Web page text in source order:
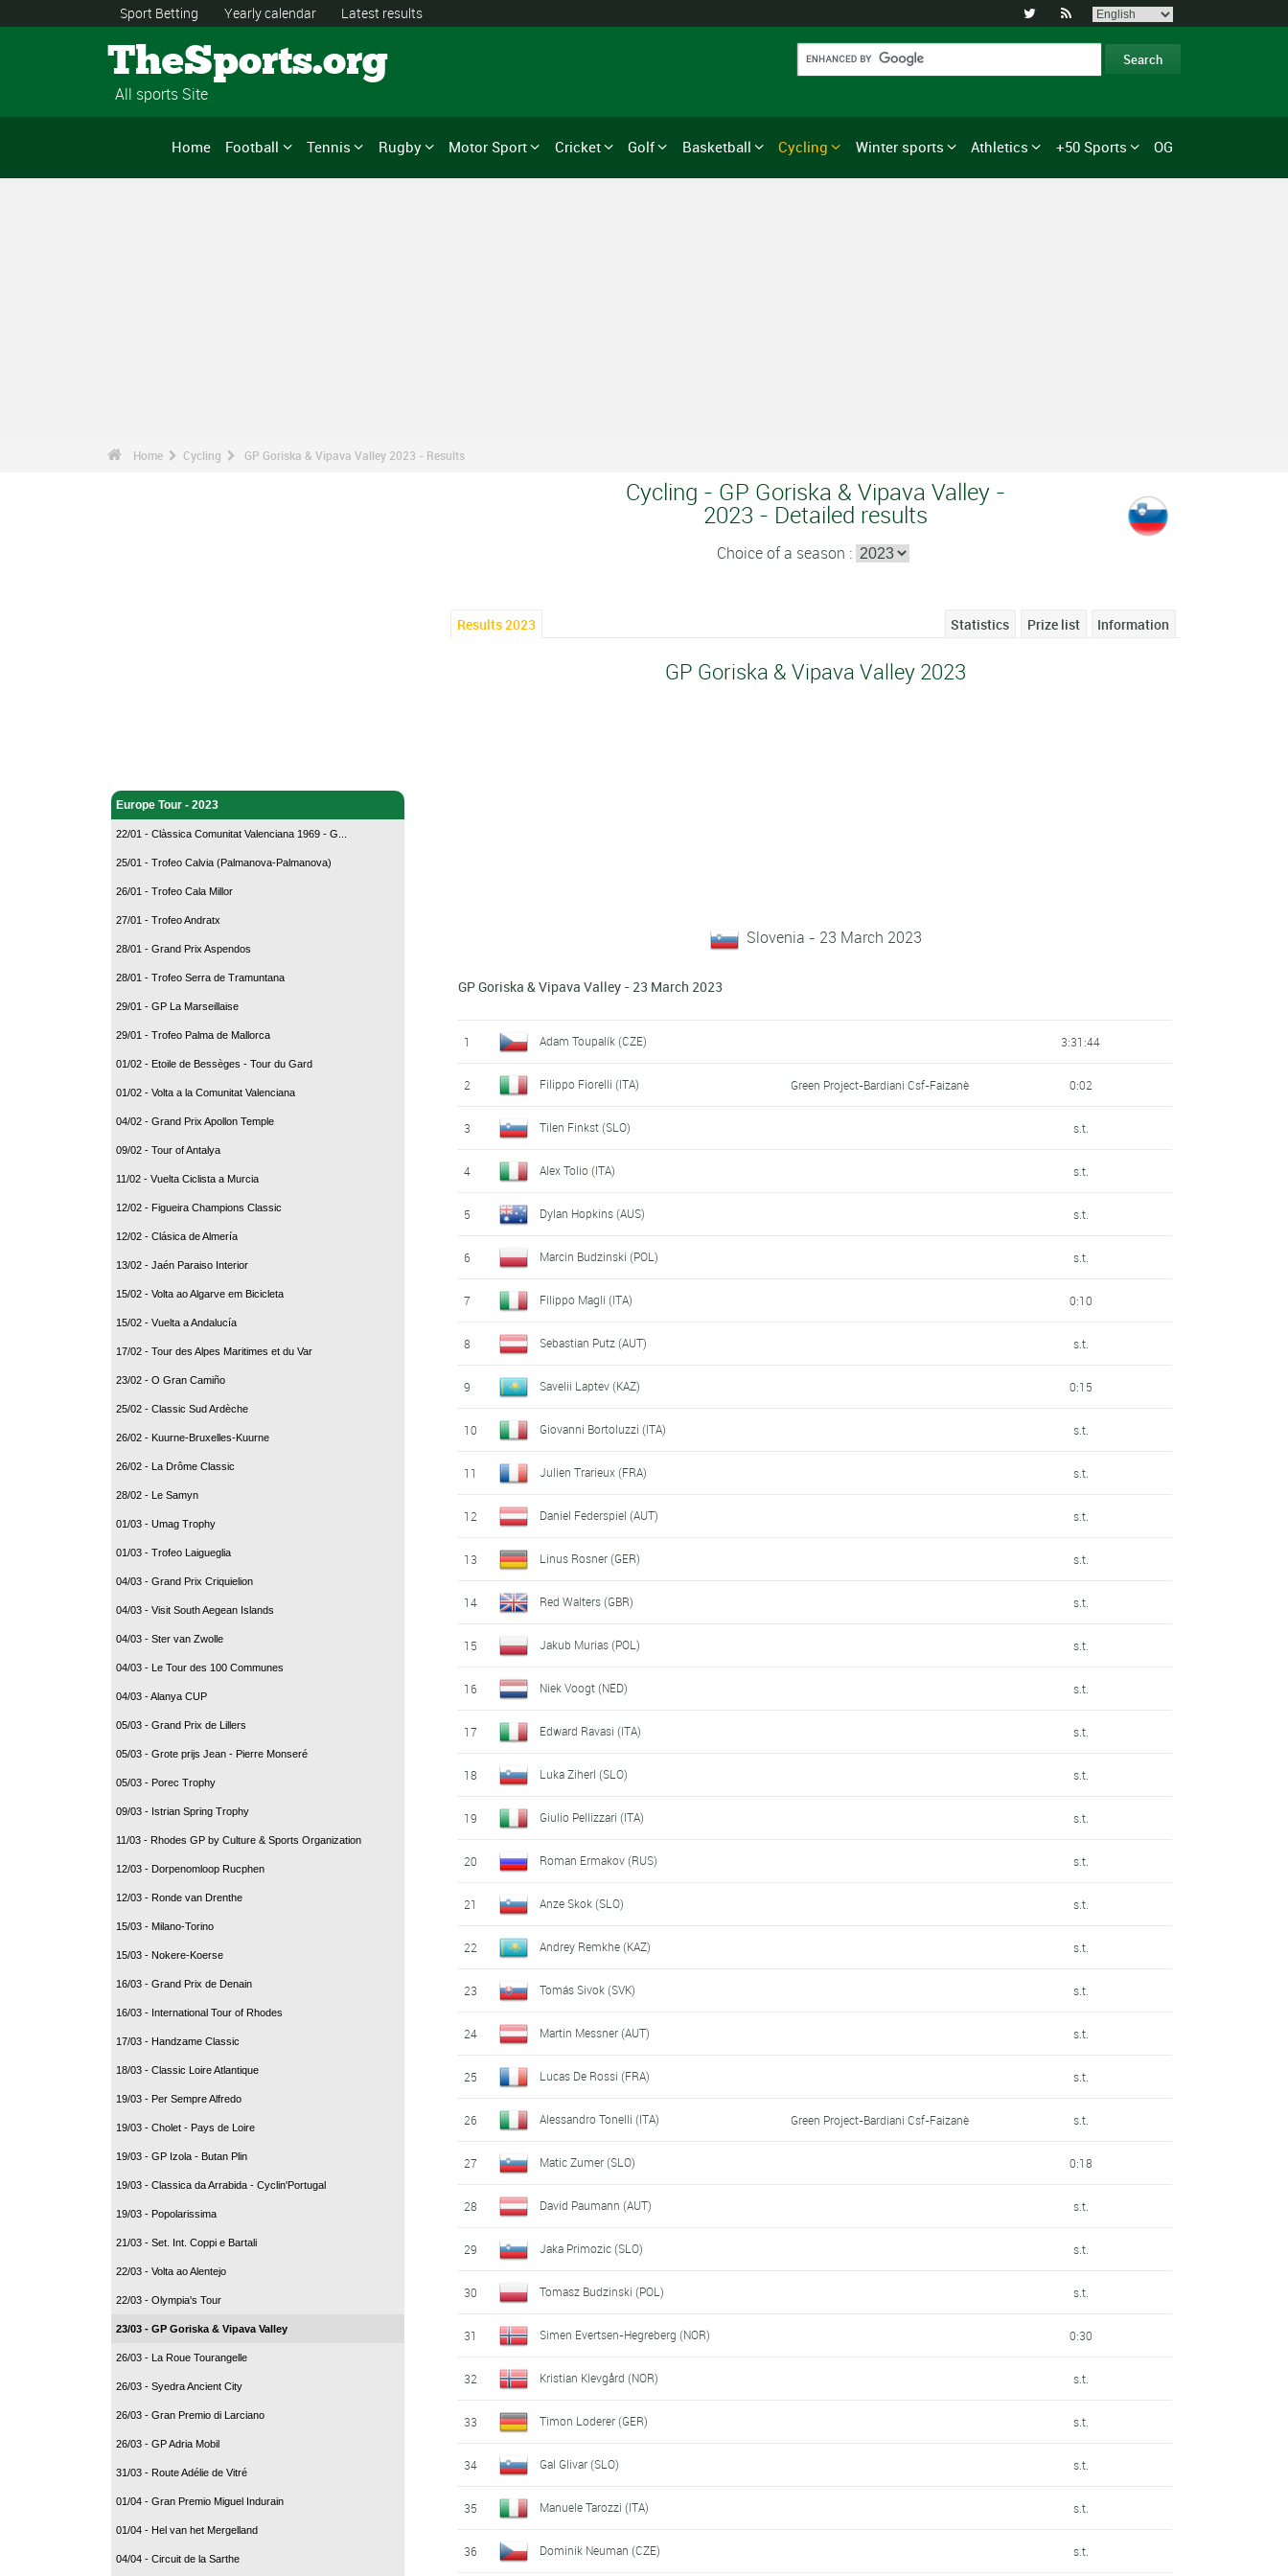
Sport Betting Yearly calendar Latest results  
TheSports.org
All sports Site
Home Football Tennis Rugby Motor Sport Cricket Golf Basketball Cycling Winter sports Athletics +50 Sports OG
Home Cycling GP Goriska & Vipava Valley 2023 - Results
Europe Tour - 2023
22/01 - Clàssica Comunitat Valenciana 1969 - G...
25/01 - Trofeo Calvia (Palmanova-Palmanova)
26/01 - Trofeo Cala Millor
27/01 - Trofeo Andratx
28/01 - Grand Prix Aspendos
28/01 - Trofeo Serra de Tramuntana
29/01 - GP La Marseillaise
29/01 - Trofeo Palma de Mallorca
01/02 - Etoile de Bessèges - Tour du Gard
01/02 - Volta a la Comunitat Valenciana
04/02 - Grand Prix Apollon Temple
09/02 - Tour of Antalya
11/02 - Vuelta Ciclista a Murcia
12/02 - Figueira Champions Classic
12/02 - Clásica de Almería
13/02 - Jaén Paraiso Interior
15/02 - Volta ao Algarve em Bicicleta
15/02 - Vuelta a Andalucía
17/02 - Tour des Alpes Maritimes et du Var
23/02 - O Gran Camiño
25/02 - Classic Sud Ardèche
26/02 - Kuurne-Bruxelles-Kuurne
26/02 - La Drôme Classic
28/02 - Le Samyn
01/03 - Umag Trophy
01/03 - Trofeo Laigueglia
04/03 - Grand Prix Criquielion
04/03 - Visit South Aegean Islands
04/03 - Ster van Zwolle
04/03 - Le Tour des 100 Communes
04/03 - Alanya CUP
05/03 - Grand Prix de Lillers
05/03 - Grote prijs Jean - Pierre Monseré
05/03 - Porec Trophy
09/03 - Istrian Spring Trophy
11/03 - Rhodes GP by Culture & Sports Organization
12/03 - Dorpenomloop Rucphen
12/03 - Ronde van Drenthe
15/03 - Milano-Torino
15/03 - Nokere-Koerse
16/03 - Grand Prix de Denain
16/03 - International Tour of Rhodes
17/03 - Handzame Classic
18/03 - Classic Loire Atlantique
19/03 - Per Sempre Alfredo
19/03 - Cholet - Pays de Loire
19/03 - GP Izola - Butan Plin
19/03 - Classica da Arrabida - Cyclin'Portugal
19/03 - Popolarissima
21/03 - Set. Int. Coppi e Bartali
22/03 - Volta ao Alentejo
22/03 - Olympia's Tour
23/03 - GP Goriska & Vipava Valley
26/03 - La Roue Tourangelle
26/03 - Syedra Ancient City
26/03 - Gran Premio di Larciano
26/03 - GP Adria Mobil
31/03 - Route Adélie de Vitré
01/04 - Gran Premio Miguel Indurain
01/04 - Hel van het Mergelland
04/04 - Circuit de la Sarthe
Cycling - GP Goriska & Vipava Valley -
2023 - Detailed results
Choice of a season :
Results 2023 Information
Prize list
Statistics
GP Goriska & Vipava Valley 2023
Slovenia - 23 March 2023
GP Goriska & Vipava Valley - 23 March 2023
1 Adam Toupalík (CZE) 3:31:44
2 Filippo Fiorelli (ITA) Green Project-Bardiani Csf-Faizanè 0:02
3 Tilen Finkst (SLO) s.t.
4 Alex Tolio (ITA) s.t.
5 Dylan Hopkins (AUS) s.t.
6 Marcin Budzinski (POL) s.t.
7 Filippo Magli (ITA) 0:10
8 Sebastian Putz (AUT) s.t.
9 Savelii Laptev (KAZ) 0:15
10 Giovanni Bortoluzzi (ITA) s.t.
11 Julien Trarieux (FRA) s.t.
12 Daniel Federspiel (AUT) s.t.
13 Linus Rosner (GER) s.t.
14 Red Walters (GBR) s.t.
15 Jakub Murias (POL) s.t.
16 Niek Voogt (NED) s.t.
17 Edward Ravasi (ITA) s.t.
18 Luka Ziherl (SLO) s.t.
19 Giulio Pellizzari (ITA) s.t.
20 Roman Ermakov (RUS) s.t.
21 Anze Skok (SLO) s.t.
22 Andrey Remkhe (KAZ) s.t.
23 Tomás Sivok (SVK) s.t.
24 Martin Messner (AUT) s.t.
25 Lucas De Rossi (FRA) s.t.
26 Alessandro Tonelli (ITA) Green Project-Bardiani Csf-Faizanè s.t.
27 Matic Zumer (SLO) 0:18
28 David Paumann (AUT) s.t.
29 Jaka Primozic (SLO) s.t.
30 Tomasz Budzinski (POL) s.t.
31 Simen Evertsen-Hegreberg (NOR) 0:30
32 Kristian Klevgård (NOR) s.t.
33 Timon Loderer (GER) s.t.
34 Gal Glivar (SLO) s.t.
35 Manuele Tarozzi (ITA) s.t.
36 Dominik Neuman (CZE) s.t.